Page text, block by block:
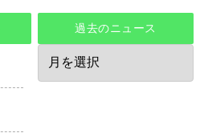
過去のニュース
過
の